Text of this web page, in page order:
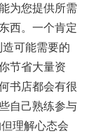
为您提供所需
西。一个肯定
可能需要的
节省大量资
书店都会有很
自己熟练参与
理解心态会